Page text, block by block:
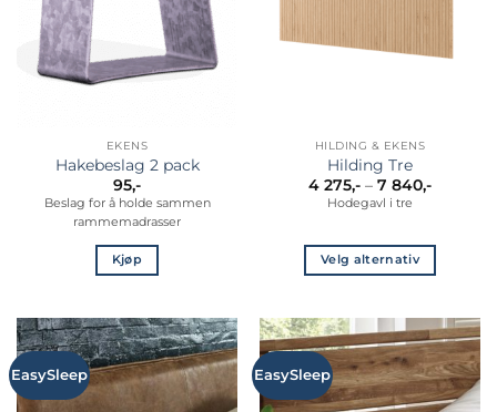
velges
på
produktsiden
EKENS
Hakebeslag 2 pack
95,-
Beslag for å holde sammen
rammemadrasser
Kjøp
HILDING & EKENS
Hilding Tre
4 275,- – 7 840,-
7
Hodegavl i tre
Velg alternativ
har
flere
varianter.
Alternativene
EasySleep EasySleep